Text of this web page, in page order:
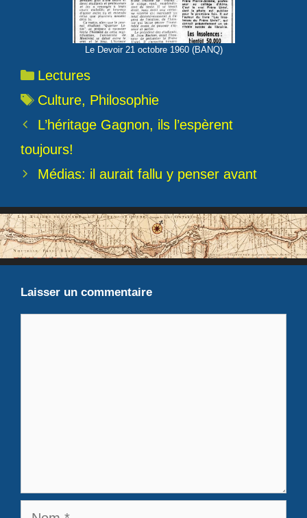
Le Devoir 21 octobre 1960 (BANQ)
Catégories
Lectures
Étiquettes
Culture, Philosophie
L’héritage Gagnon, ils l’espèrent
toujours!
Médias: il aurait fallu y penser avant
Laisser un commentaire
Nom